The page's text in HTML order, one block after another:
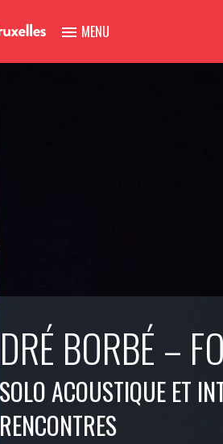
MENU
BORBÉ –
SOLO ACOUSTIQUE ET
RENCONTRES